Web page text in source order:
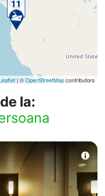
| ©OpenStreetMapcontributors
la: